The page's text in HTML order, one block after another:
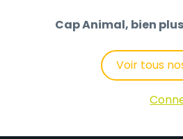
Cap Animal, bien
Voir tous